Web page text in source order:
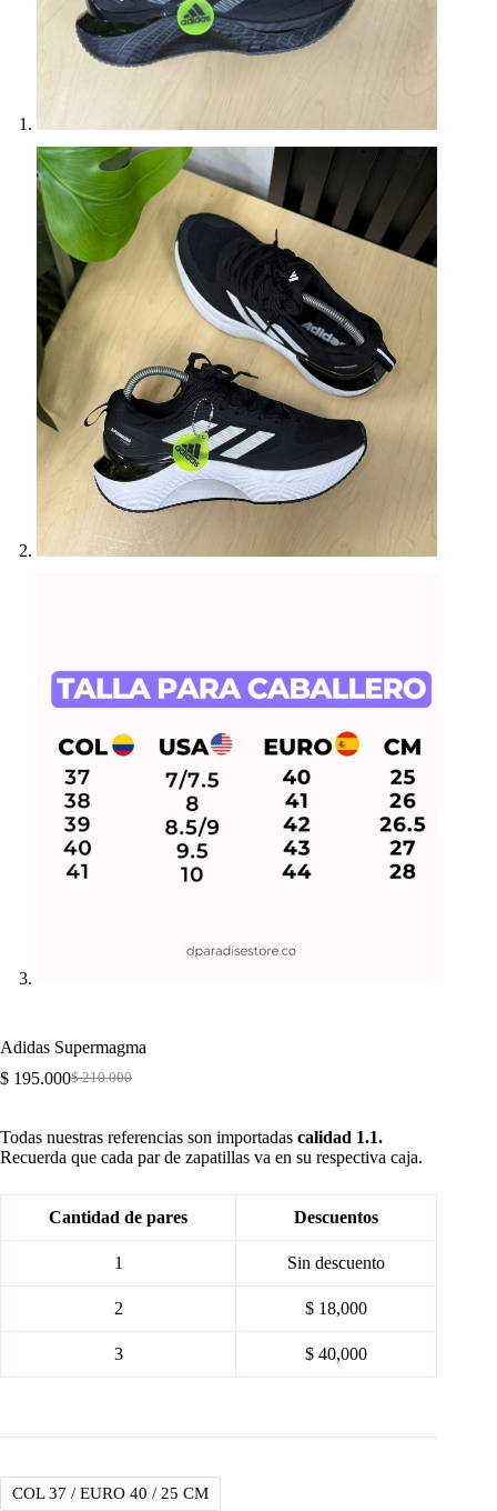
Adidas Supermagma
$210.000
Original
$ 210.000.
$ 195.000Current
$ 195.000.
Todas nuestras referencias son importadas calidad 1.1.
Recuerda que cada par de zapatillas va en su respectiva caja.
Cantidad de pares Descuentos
1 Sin descuento
2 $ 18,000
3 $ 40,000
COL 37 / EURO 40 / 25 CM